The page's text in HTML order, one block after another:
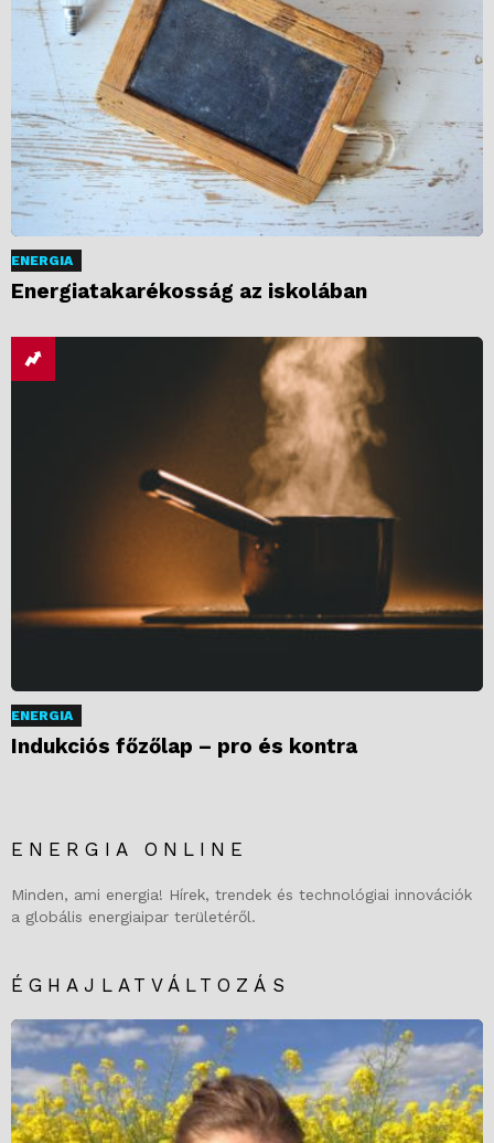
ENERGIA
Energiatakarékosság az iskolában
ENERGIA
Indukciós főzőlap – pro és kontra
ENERGIA ONLINE
Minden, ami energia! Hírek, trendek és technológiai innovációk
a globális energiaipar területéről.
ÉGHAJLATVÁLTOZÁS